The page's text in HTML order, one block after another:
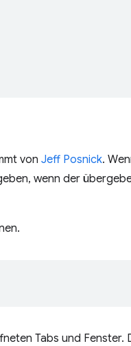
von Jeff Posnick.
wenn der
Tabs und Fenster.